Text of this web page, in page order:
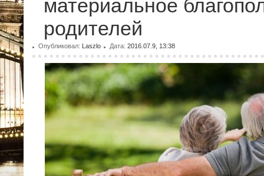
материальное
родителей
Опубликовал: Laszlo Дата: 2016.07.9, 13:38